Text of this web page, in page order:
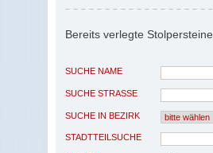
Bereits verlegte Stolpersteine
SUCHE NAME
SUCHE STRASSE
SUCHE IN BEZIRK
STADTTEILSUCHE